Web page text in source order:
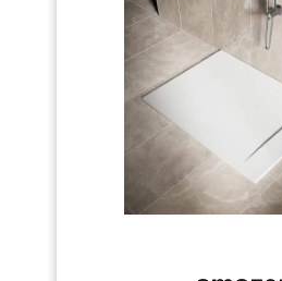
bains de vos rêves accessible !
Retrouvez plus d'information
Caractéristiques du produit,
Receveur à carreler en
polystyrène extrudé étanche
avec caniveau intégré et pente
diamant Grille Caniveau en Inox
Brossé Bonde 60mm fournie
(sortie 40mm) Découpable pour
montage sur mesure
Dimensions du receveur,
90x140x4 cm Référence du
produit : FAC113 Garantie 2 ans